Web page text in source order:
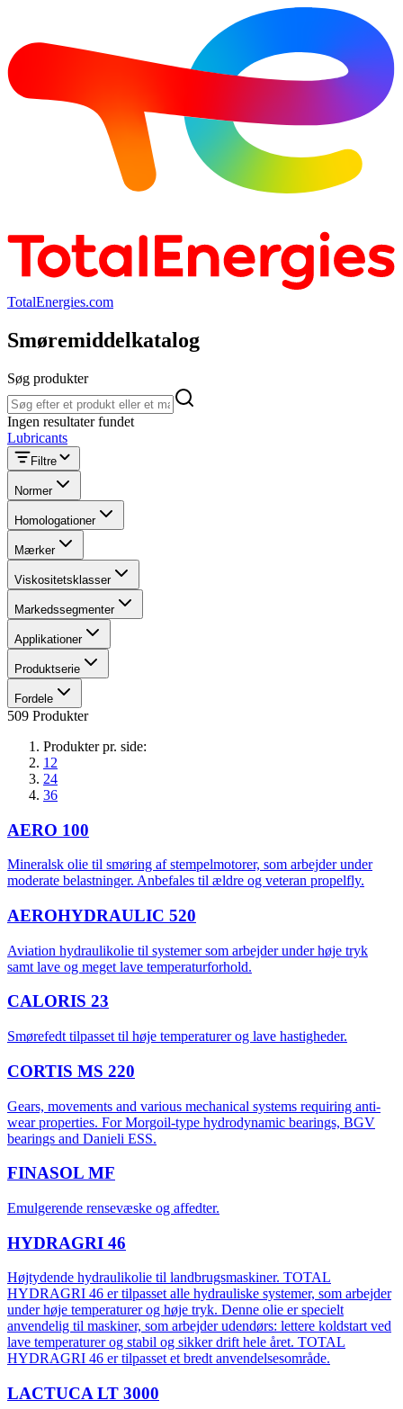
TotalEnergies.com
Smøremiddelkatalog
Søg produkter
Søg produkter
Ingen resultater fundet
Lubricants
Filtre
Normer
Homologationer
Mærker
Viskositetsklasser
Markedssegmenter
Applikationer
Produktserie
Fordele
509 Produkter
Produkter pr. side:
12
24
36
AERO 100
Mineralsk olie til smøring af stempelmotorer, som arbejder under
moderate belastninger. Anbefales til ældre og veteran propelfly.
AEROHYDRAULIC 520
Aviation hydraulikolie til systemer som arbejder under høje tryk
samt lave og meget lave temperaturforhold.
CALORIS 23
Smørefedt tilpasset til høje temperaturer og lave hastigheder.
CORTIS MS 220
Gears, movements and various mechanical systems requiring anti-
wear properties. For Morgoil-type hydrodynamic bearings, BGV
bearings and Danieli ESS.
FINASOL MF
Emulgerende rensevæske og affedter.
HYDRAGRI 46
Højtydende hydraulikolie til landbrugsmaskiner. TOTAL
HYDRAGRI 46 er tilpasset alle hydrauliske systemer, som arbejder
under høje temperaturer og høje tryk. Denne olie er specielt
anvendelig til maskiner, som arbejder udendørs: lettere koldstart ved
lave temperaturer og stabil og sikker drift hele året. TOTAL
HYDRAGRI 46 er tilpasset et bredt anvendelsesområde.
LACTUCA LT 3000